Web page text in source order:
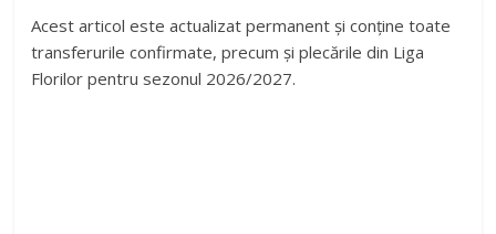
Acest articol este actualizat permanent și conține toate
transferurile confirmate, precum și plecările din Liga
Florilor pentru sezonul 2026/2027.